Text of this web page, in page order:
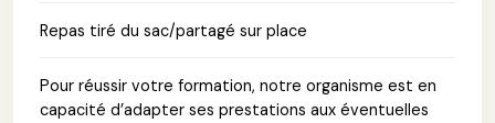
Repas tiré du sac/partagé sur place
Pour réussir votre formation, notre organisme est en
capacité d’adapter ses prestations aux éventuelles